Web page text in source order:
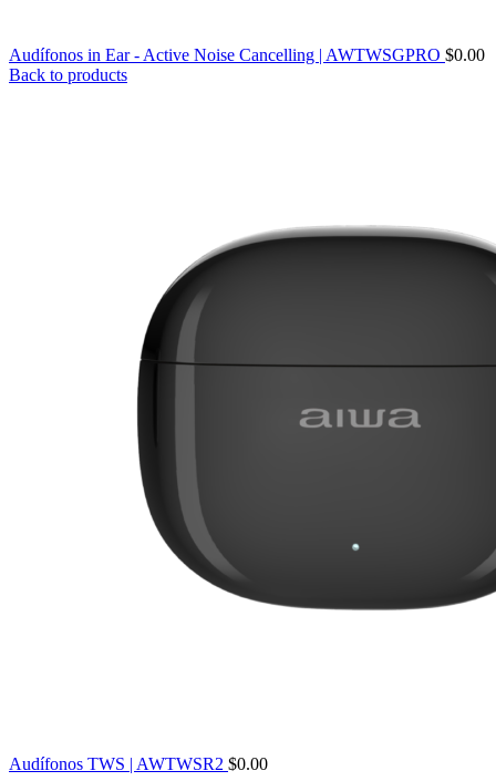
Audífonos in Ear - Active Noise Cancelling | AWTWSGPRO $0.00
Back to products
Audífonos TWS | AWTWSR2 $0.00